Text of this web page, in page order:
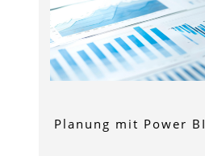
Planung mit Power BI